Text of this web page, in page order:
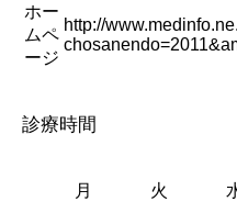
ホー
ムペ
ージ
http://
診療時間
月 火